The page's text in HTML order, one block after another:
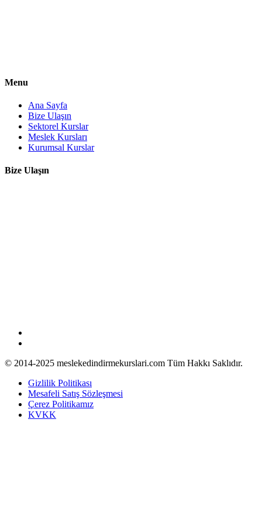
Menu
Ana Sayfa
Bize Ulaşın
Sektorel Kurslar
Meslek Kursları
Kurumsal Kurslar
Bize Ulaşın
© 2014-2025 meslekedindirmekurslari.com Tüm Hakkı Saklıdır.
Gizlilik Politikası
Mesafeli Satış Sözleşmesi
Çerez Politikamız
KVKK